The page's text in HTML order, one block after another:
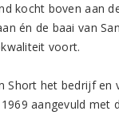
kocht boven aan
én de baai van
voort.
Short het bedrijf
aangevuld